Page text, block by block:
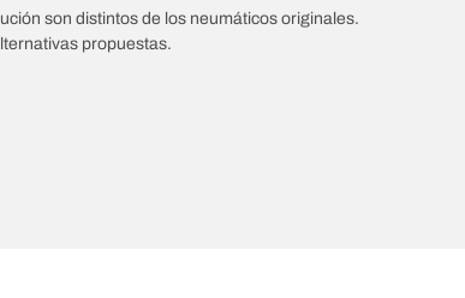
son distintos de los neumáticos originales.
propuestas.